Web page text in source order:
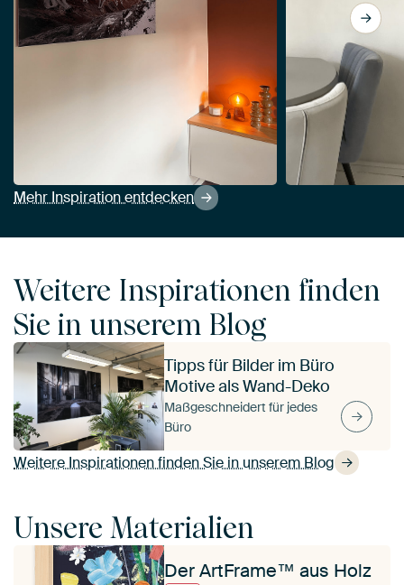
Mehr Inspiration entdecken
View Blick auf den Stilfserjochpass |
Weitere Inspirationen finden
Sie in unserem Blog
Weitere Inspirationen finden Sie in unserem Blog
Tipps für Bilder im Büro
Motive als Wand-Deko
Maßgeschneidert für jedes
Büro
Unsere Materialien
Der ArtFrame™ aus Holz